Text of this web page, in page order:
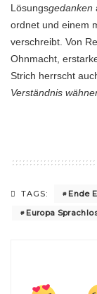
Lösungsgedanken
ordnet und einem
verschreibt. Von
Ohnmacht,
Strich herrscht
Verständnis
TAGS: Ende
Europa